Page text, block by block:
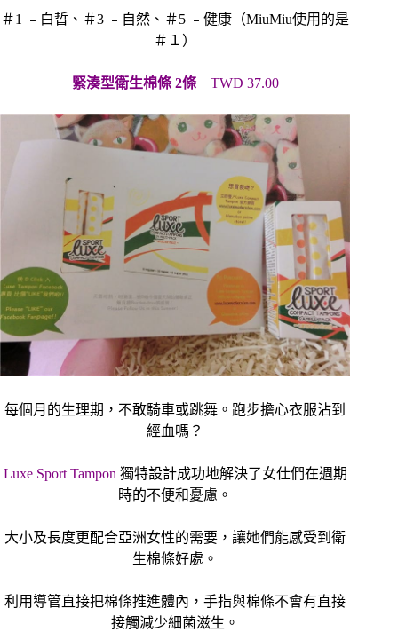
＃1 ﹣白晢、＃3 ﹣自然、＃5 ﹣健康（MiuMiu使用的是
＃１）
緊湊型衛生棉條2條 TWD 37.00
每個月的生理期，不敢騎車或跳舞。跑步擔心衣服沾到
經血嗎？
Luxe Sport Tampon 獨特設計成功地解決了女仕們在週期
時的不便和憂慮。
大小及長度更配合亞洲女性的需要，讓她們能感受到衛
生棉條好處。
利用導管直接把棉條推進體內，手指與棉條不會有直接
接觸減少細菌滋生。